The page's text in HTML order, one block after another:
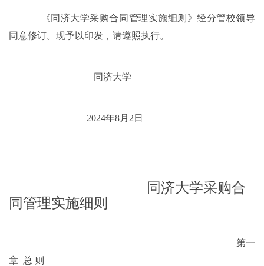
《同济大学采购合同管理实施细则》经分管校领导
同意修订。现予以印发，请遵照执行。
同济大学
2024年8月2日
同济大学采购合
同管理实施细则
第一
章 总 则